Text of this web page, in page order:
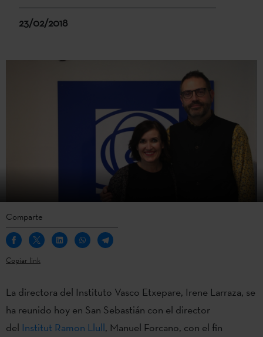
23/02/2018
Comparte
Copiar link
La directora del Instituto Vasco Etxepare, Irene Larraza, se
ha reunido hoy en San Sebastián con el director
del Institut Ramon Llull, Manuel Forcano, con el fin